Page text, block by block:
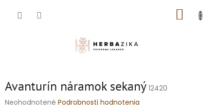
Avanturín náramok sekaný 12420
Priemerné
Neohodnotené Podrobnosti hodnotenia